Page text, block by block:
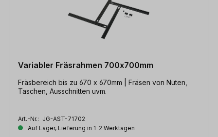
Variabler Fräsrahmen 700x700mm
Fräsbereich bis zu 670 x 670mm | Fräsen von Nuten,
Taschen, Ausschnitten uvm.
Art.-Nr.: JG-AST-71702
Auf Lager, Lieferung in 1-2 Werktagen